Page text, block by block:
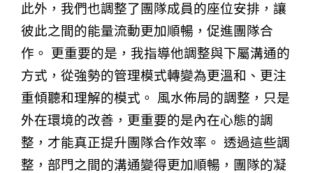
此外，我們也調整了團隊成員的座位安排，讓
彼此之間的能量流動更加順暢，促進團隊合
作。 更重要的是，我指導他調整與下屬溝通的
方式，從強勢的管理模式轉變為更溫和、更注
重傾聽和理解的模式。 風水佈局的調整，只是
外在環境的改善，更重要的是內在心態的調
整，才能真正提升團隊合作效率。 透過這些調
整，部門之間的溝通變得更加順暢，團隊的凝